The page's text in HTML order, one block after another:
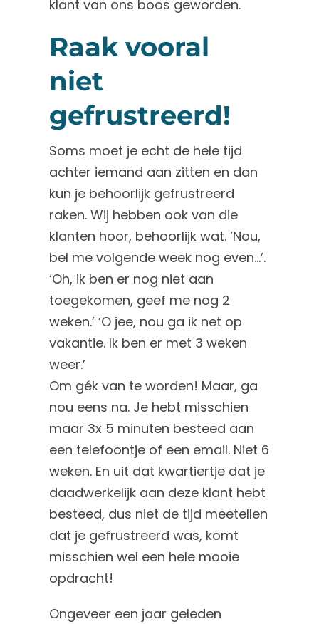
klant van ons boos geworden.
Raak vooral
niet
gefrustreerd!
Soms moet je echt de hele tijd
achter iemand aan zitten en dan
kun je behoorlijk gefrustreerd
raken. Wij hebben ook van die
klanten hoor, behoorlijk wat. ‘Nou,
bel me volgende week nog even…’.
‘Oh, ik ben er nog niet aan
toegekomen, geef me nog 2
weken.’ ‘O jee, nou ga ik net op
vakantie. Ik ben er met 3 weken
weer.’
Om gék van te worden! Maar, ga
nou eens na. Je hebt misschien
maar 3x 5 minuten besteed aan
een telefoontje of een email. Niet 6
weken. En uit dat kwartiertje dat je
daadwerkelijk aan deze klant hebt
besteed, dus niet de tijd meetellen
dat je gefrustreerd was, komt
misschien wel een hele mooie
opdracht!
Ongeveer een jaar geleden